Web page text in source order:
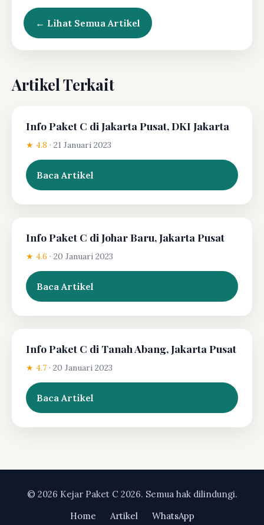
← Lihat Semua Artikel
Artikel Terkait
Info Paket C di Jakarta Pusat, DKI Jakarta
★ 4.8 · 21 Januari 2023
Baca Artikel
Info Paket C di Johar Baru, Jakarta Pusat
★ 4.6 · 20 Januari 2023
Baca Artikel
Info Paket C di Tanah Abang, Jakarta Pusat
★ 4.7 · 20 Januari 2023
Baca Artikel
© 2026 Kejar Paket C 2026. Semua hak dilindungi.
Home
Artikel WhatsApp